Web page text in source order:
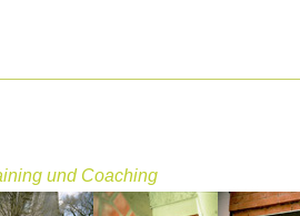
und Coaching